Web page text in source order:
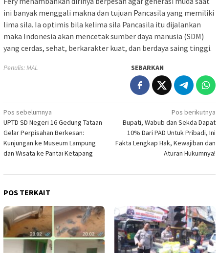
ini banyak menggali makna dan tujuan Pancasila yang memiliki
lima sila. Ia optimis bila kelima sila Pancasila itu dijalankan
maka Indonesia akan mencetak sumber daya manusia (SDM)
yang cerdas, sehat, berkarakter kuat, dan berdaya saing tinggi.
Penulis: MAL SEBARKAN
Navigasi
pos
Pos sebelumnya
UPTD SD Negeri 16 Gedung Tataan
Gelar Perpisahan Berkesan:
Kunjungan ke Museum Lampung
dan Wisata ke Pantai Ketapang
Pos berikutnya
Bupati, Wabub dan Sekda Dapat
10% Dari PAD Untuk Pribadi, Ini
Fakta Lengkap Hak, Kewajiban dan
Aturan Hukumnya!
POS TERKAIT